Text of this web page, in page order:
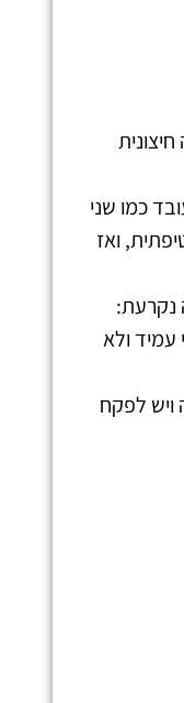
כמו שני
ואז
נקרעת:
ולא
ויש לפקח